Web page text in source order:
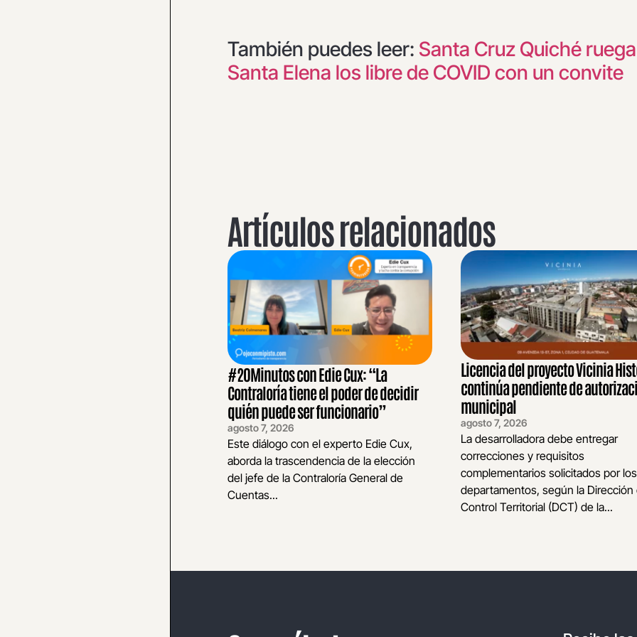
También puedes leer: Santa Cruz Quiché
Santa Elena los libre de COVID con un convite
Artículos relacionados
#20Minutos con Edie Cux: “La
Contraloría tiene el poder de decidir
quién puede ser funcionario”
agosto 7, 2026
Este diálogo con el experto Edie Cux,
aborda la trascendencia de la elección
del jefe de la Contraloría General de
Cuentas...
Licencia del proyecto Vicinia
continúa pendiente de
municipal
agosto 7, 2026
La desarrolladora debe entregar
correcciones y requisitos
complementarios solicitados por los
departamentos, según la Dirección
Control Territorial (DCT) de la...